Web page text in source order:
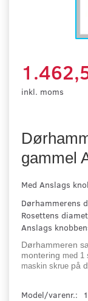
inkl. moms
gammel
Med Anslags
Dørhammerens
Rosettens
Anslags
Dørhammeren
montering med 1
maskin skrue på
Model/varenr.: